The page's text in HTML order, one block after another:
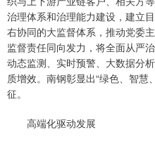
治理体系和治理能力建设，建立
右协同的大监督体系，推动党委
监督责任同向发力，将全面从严
动态监测、实时预警、大数据分
质增效。南钢彰显出“绿色、智慧
征。
高端化驱动发展